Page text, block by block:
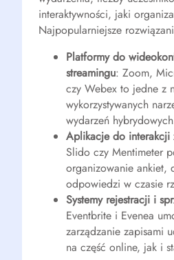
interaktywności, jaki
Najpopularniejsze
Platformy do
streamingu: Zoom,
czy Webex to jedne z
wykorzystywanych
wydarzeń
Aplikacje do interakcji
Slido czy Mentimeter
organizowanie ankiet,
odpowiedzi w czasie
Systemy rejestracji i
Eventbrite i Evenea
zarządzanie zapisami
na część online, jak i